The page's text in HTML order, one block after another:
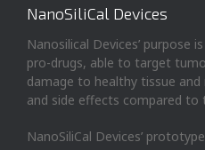
NanoSiliCal Devices
Nanosilical Devices’ purpose
pro-drugs, able to target
damage to healthy tissue
and side effects compared to
NanoSiliCal Devices’